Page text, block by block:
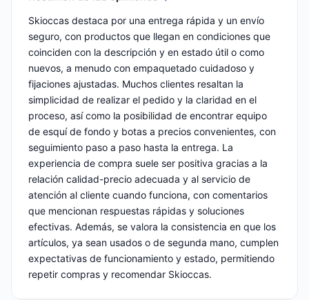
Skioccas destaca por una entrega rápida y un envío
seguro, con productos que llegan en condiciones que
coinciden con la descripción y en estado útil o como
nuevos, a menudo con empaquetado cuidadoso y
fijaciones ajustadas. Muchos clientes resaltan la
simplicidad de realizar el pedido y la claridad en el
proceso, así como la posibilidad de encontrar equipo
de esquí de fondo y botas a precios convenientes, con
seguimiento paso a paso hasta la entrega. La
experiencia de compra suele ser positiva gracias a la
relación calidad-precio adecuada y al servicio de
atención al cliente cuando funciona, con comentarios
que mencionan respuestas rápidas y soluciones
efectivas. Además, se valora la consistencia en que los
artículos, ya sean usados o de segunda mano, cumplen
expectativas de funcionamiento y estado, permitiendo
repetir compras y recomendar Skioccas.